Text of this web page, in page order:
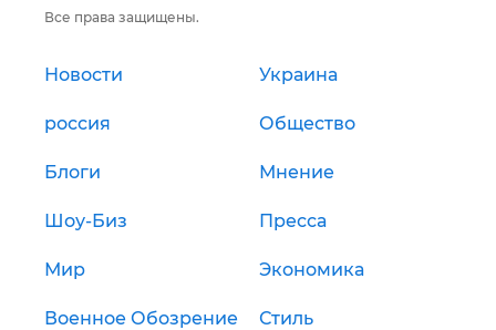
Все права защищены.
Новости Украина
россия Общество
Блоги Мнение
Шоу-Биз Пресса
Мир Экономика
Военное Обозрение Стиль